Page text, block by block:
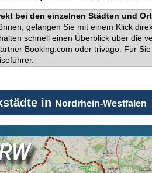
bei den einzelnen Städten und
gelangen Sie mit einem Klick
schnell einen Überblick über die
Booking.com oder trivago. Für
in Nordrhein-Westfalen